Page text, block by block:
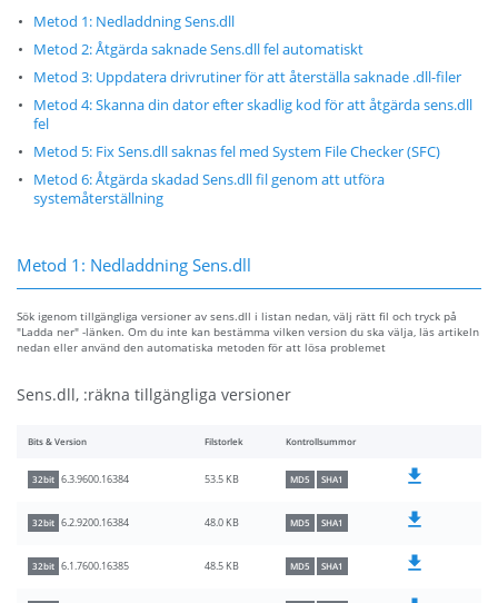
Metod 1: Nedladdning Sens.dll
Metod 2: Åtgärda saknade Sens.dll fel automatiskt
Metod 3: Uppdatera drivrutiner för att återställa saknade .dll-filer
Metod 4: Skanna din dator efter skadlig kod för att åtgärda sens.dll
fel
Metod 5: Fix Sens.dll saknas fel med System File Checker (SFC)
Metod 6: Åtgärda skadad Sens.dll fil genom att utföra
systemåterställning
Metod 1: Nedladdning Sens.dll
Sök igenom tillgängliga versioner av sens.dll i listan nedan, välj rätt fil och tryck på
"Ladda ner" -länken. Om du inte kan bestämma vilken version du ska välja, läs artikeln
nedan eller använd den automatiska metoden för att lösa problemet
Sens.dll, :räkna tillgängliga versioner
Bits & Version Filstorlek Kontrollsummor
32bit 6.3.9600.16384 53.5 KB MD5 SHA1
32bit 6.2.9200.16384 48.0 KB MD5 SHA1
32bit 6.1.7600.16385 48.5 KB MD5 SHA1